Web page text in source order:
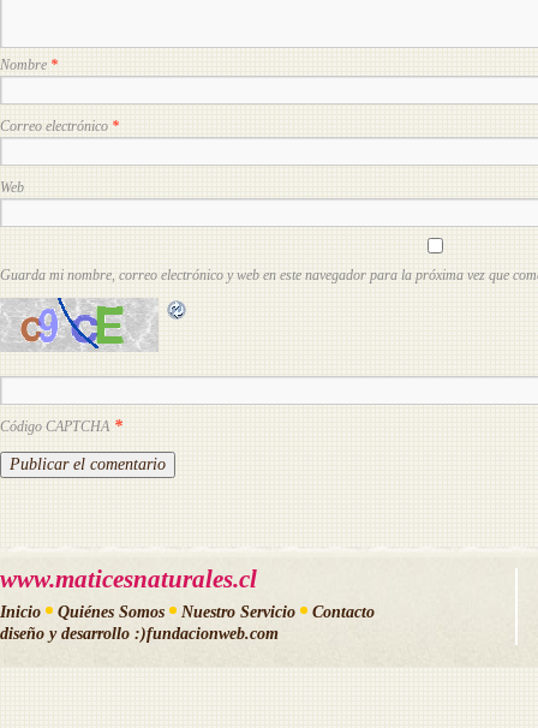
Nombre *
Correo electrónico *
Web
Guarda mi nombre, correo electrónico y web en este navegador para la próxima vez que
Código CAPTCHA *
www.maticesnaturales.cl
Inicio Quiénes Somos Nuestro Servicio
Contacto
diseño y desarrollo :)fundacionweb.com